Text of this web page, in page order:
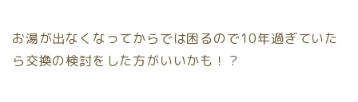
お湯が出なくなってからでは困るので10年過ぎていた
ら交換の検討をした方がいいかも！？